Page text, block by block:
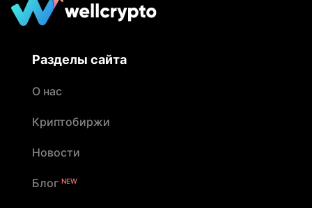
Разделы сайта
О нас
Криптобиржи
Новости
Блог NEW